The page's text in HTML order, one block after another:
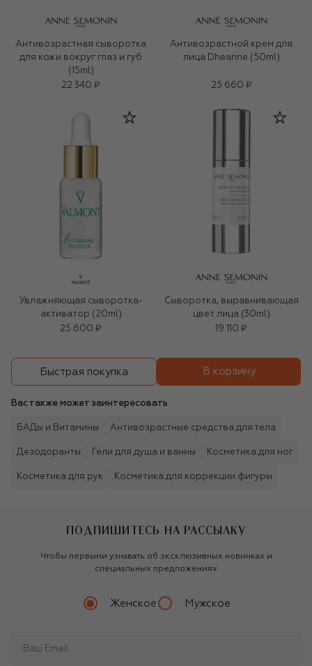
Антивозрастная сыворотка
для кожи вокруг глаз и губ
(15ml)
22 340 ₽
Антивозрастной крем для
лица Dheanne (50ml)
25 660 ₽
Увлажняющая сыворотка-
активатор (20ml)
25 600 ₽
Сыворотка, выравнивающая
цвет лица (30ml)
19 110 ₽
Быстрая покупка В корзину
Вас также может заинтересовать
БАДы и Витамины Антивозрастные средства для тела
Дезодоранты Гели для душа и ванны Косметика для ног
Косметика для рук Косметика для коррекции фигуры
ПОДПИШИТЕСЬ НА РАССЫЛКУ
Чтобы первыми узнавать об эксклюзивных новинках и
специальных предложениях
Женское Мужское